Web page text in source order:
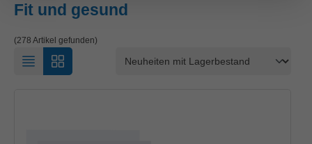
Fit und gesund
(278 Artikel gefunden)